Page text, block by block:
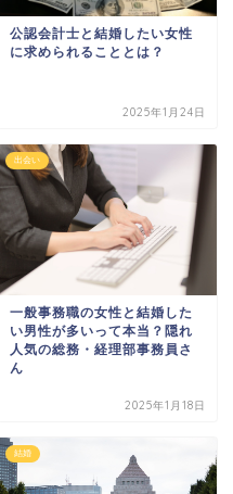
公認会計士と結婚したい女性
に求められることとは？
2025年1月24日
出会い
一般事務職の女性と結婚した
い男性が多いって本当？隠れ
人気の総務・経理部事務員さ
ん
2025年1月18日
結婚